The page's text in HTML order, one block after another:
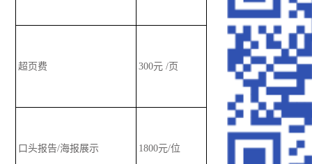
超页费 300元 /页
口头报告/海报展示 1800元/位